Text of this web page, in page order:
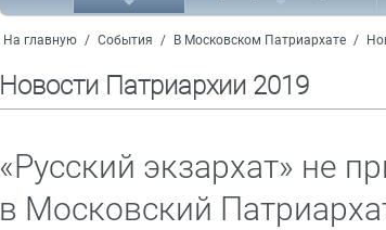
На главную / События / В Московском Патриархате /
Новости Патриархии 2019
«Русский экзархат» не
в Московский